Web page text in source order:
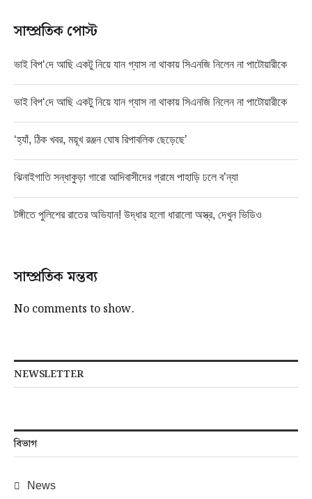
সাম্প্রতিক পোস্ট
ভাই বিপ‘দে আছি একটু নিয়ে যান গ্যাস না থাকায় সিএনজি নিলেন না পাটোয়ারীকে
ভাই বিপ‘দে আছি একটু নিয়ে যান গ্যাস না থাকায় সিএনজি নিলেন না পাটোয়ারীকে
‘হ্যাঁ, ঠিক খবর, ময়ূখ রঞ্জন ঘোষ রিপাবলিক ছেড়েছে’
ঝিনাইগাতি সন্ধাকুড়া গারো আদিবাসীদের গ্রামে পাহাড়ি ঢলে ব’ন্যা
টঙ্গীতে পুলিশের রাতের অভিযান! উদ্ধার হলো ধারালো অস্ত্র, দেখুন ভিডিও
সাম্প্রতিক মন্তব্য
No comments to show.
NEWSLETTER
বিভাগ
News